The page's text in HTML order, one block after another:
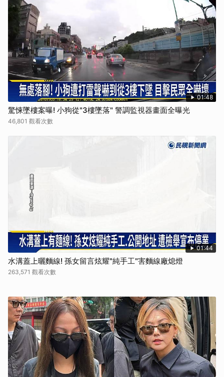
01:48
驚悚墜樓案曝! 小狗從"3樓墜落" 警調監視器畫面全曝光
46,801 觀看次數
01:44
水溝蓋上曬麵線! 孫女留言炫耀"純手工"害麵線廠熄燈
263,571 觀看次數